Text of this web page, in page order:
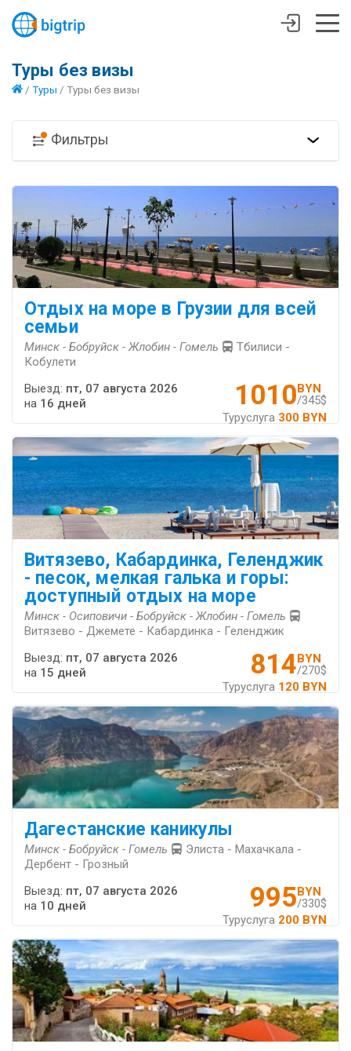
Туры без визы
/ Туры / Туры без визы
Фильтры
Отдых на море в Грузии для всей
семьи
Минск - Бобруйск - Жлобин - Гомель
Тбилиси -
Кобулети
1010 BYN
/345$
Туруслуга 300 BYN
Выезд: пт, 07 августа 2026
на 16 дней
Витязево, Кабардинка, Геленджик
- песок, мелкая галька и горы:
доступный отдых на море
Минск - Осиповичи - Бобруйск - Жлобин - Гомель
Витязево - Джемете - Кабардинка - Геленджик
814BYN
/270$
Туруслуга 120 BYN
Выезд: пт, 07 августа 2026
на 15 дней
Дагестанские каникулы
Минск - Бобруйск - Гомель
Элиста - Махачкала -
Дербент - Грозный
995BYN
/330$
Туруслуга 200 BYN
Выезд: пт, 07 августа 2026
на 10 дней